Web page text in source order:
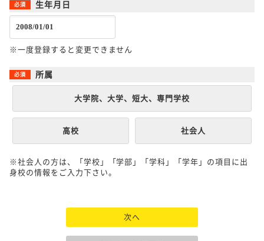
生年月日
※一度登録すると変更できません
所属
大学院、大学、短大、専門学校
高校 社会人
※社会人の方は、「学校」「学部」「学科」「学年」の項目に出
身校の情報をご入力下さい。
次へ